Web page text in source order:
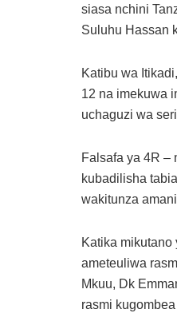
siasa nchini
Suluhu Hassan
Katibu wa
12 na imekuwa
uchaguzi wa
Falsafa ya 4R –
kubadilisha
wakitunza
Katika
ameteuliwa
Mkuu, Dk
rasmi